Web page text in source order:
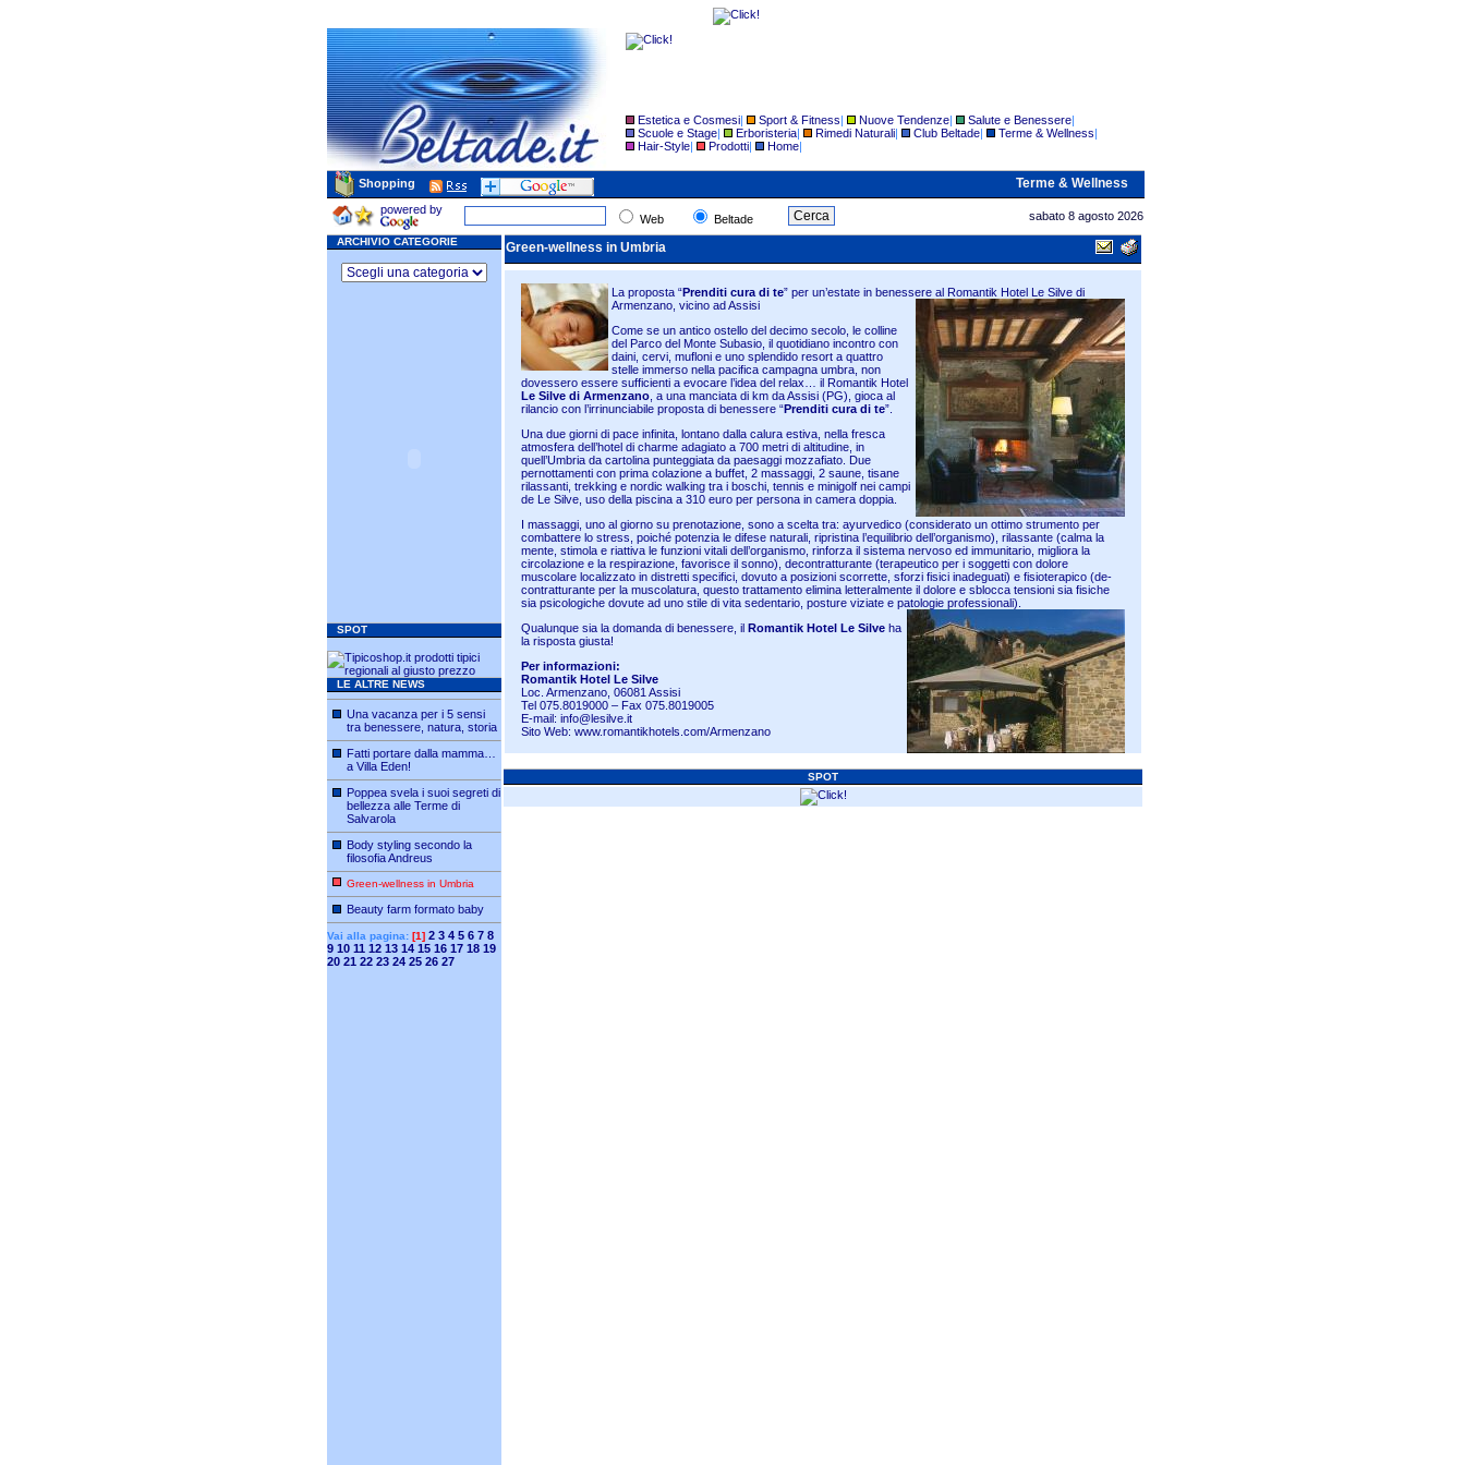
Estetica e Cosmesi| Sport & Fitness| Nuove Tendenze| Salute e Benessere|
Scuole e Stage| Erboristeria| Rimedi Naturali| Club Beltade| Terme & Wellness|
Hair-Style| Prodotti| Home|
Shopping Terme & Wellness
powered by
Web Beltade sabato 8 agosto 2026
ARCHIVIO CATEGORIE
SPOT
LE ALTRE NEWS
Una vacanza per i 5 sensi
tra benessere, natura, storia
Fatti portare dalla mamma…
a Villa Eden!
Poppea svela i suoi segreti di
bellezza alle Terme di
Salvarola
Body styling secondo la
filosofia Andreus
Green-wellness in Umbria
Beauty farm formato baby
Vai alla pagina: [1] 2 3 4 5 6 7 8
9 10 11 12 13 14 15 16 17 18 19
20 21 22 23 24 25 26 27
Green-wellness in Umbria
La proposta “Prenditi cura di te” per un’estate in benessere al Romantik Hotel Le Silve di
Armenzano, vicino ad Assisi
Come se un antico ostello del decimo secolo, le colline
del Parco del Monte Subasio, il quotidiano incontro con
daini, cervi, mufloni e uno splendido resort a quattro
stelle immerso nella pacifica campagna umbra, non
dovessero essere sufficienti a evocare l’idea del relax… il Romantik Hotel
Le Silve di Armenzano , a una manciata di km da Assisi (PG), gioca al
rilancio con l’irrinunciabile proposta di benessere “Prenditi cura di te”.
Una due giorni di pace infinita, lontano dalla calura estiva, nella fresca
atmosfera dell’hotel di charme adagiato a 700 metri di altitudine, in
quell’Umbria da cartolina punteggiata da paesaggi mozzafiato. Due
pernottamenti con prima colazione a buffet, 2 massaggi, 2 saune, tisane
rilassanti, trekking e nordic walking tra i boschi, tennis e minigolf nei campi
de Le Silve, uso della piscina a 310 euro per persona in camera doppia.
I massaggi, uno al giorno su prenotazione, sono a scelta tra: ayurvedico (considerato un ottimo strumento per
combattere lo stress, poiché potenzia le difese naturali, ripristina l’equilibrio dell’organismo), rilassante (calma la
mente, stimola e riattiva le funzioni vitali dell’organismo, rinforza il sistema nervoso ed immunitario, migliora la
circolazione e la respirazione, favorisce il sonno), decontratturante (terapeutico per i soggetti con dolore
muscolare localizzato in distretti specifici, dovuto a posizioni scorrette, sforzi fisici inadeguati) e fisioterapico (de-
contratturante per la muscolatura, questo trattamento elimina letteralmente il dolore e sblocca tensioni sia fisiche
sia psicologiche dovute ad uno stile di vita sedentario, posture viziate e patologie professionali).
Qualunque sia la domanda di benessere, il Romantik Hotel Le Silve ha
la risposta giusta!
Per informazioni:
Romantik Hotel Le Silve
Loc. Armenzano, 06081 Assisi
Tel 075.8019000 – Fax 075.8019005
E-mail: info@lesilve.it
Sito Web: www.romantikhotels.com/Armenzano
SPOT